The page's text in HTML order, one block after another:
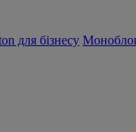
для бізнесу